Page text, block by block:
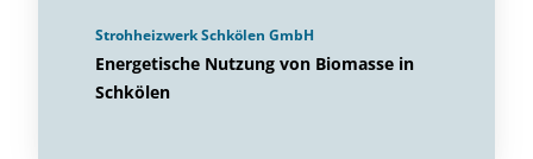
Strohheizwerk Schkölen GmbH
Energetische Nutzung von Biomasse in
Schkölen